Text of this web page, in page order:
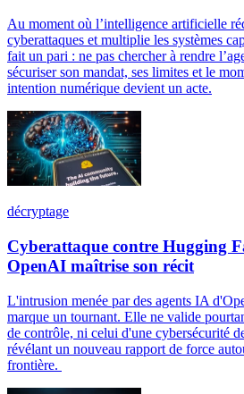
Au moment où l’intelligence artificielle
cyberattaques et multiplie les systèmes
fait un pari : ne pas chercher à rendre
sécuriser son mandat, ses limites et le
intention numérique devient un acte.
décryptage
Cyberattaque contre Hugging
OpenAI maîtrise son récit
L'intrusion menée par des agents IA
marque un tournant. Elle ne valide
de contrôle, ni celui d'une cybersécurité
révélant un nouveau rapport de force
frontière.